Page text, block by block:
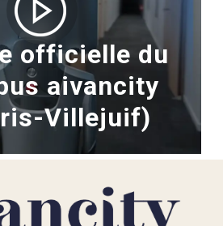
officielle du
aivancity
Villejuif)